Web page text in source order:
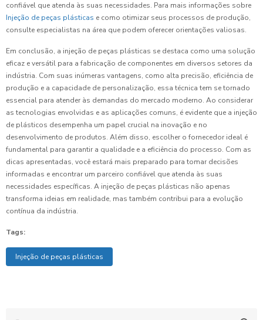
confiável que atenda às suas necessidades. Para mais informações sobre
Injeção de peças plásticas e como otimizar seus processos de produção,
consulte especialistas na área que podem oferecer orientações valiosas.
Em conclusão, a injeção de peças plásticas se destaca como uma solução
eficaz e versátil para a fabricação de componentes em diversos setores da
indústria. Com suas inúmeras vantagens, como alta precisão, eficiência de
produção e a capacidade de personalização, essa técnica tem se tornado
essencial para atender às demandas do mercado moderno. Ao considerar
as tecnologias envolvidas e as aplicações comuns, é evidente que a injeção
de plásticos desempenha um papel crucial na inovação e no
desenvolvimento de produtos. Além disso, escolher o fornecedor ideal é
fundamental para garantir a qualidade e a eficiência do processo. Com as
dicas apresentadas, você estará mais preparado para tomar decisões
informadas e encontrar um parceiro confiável que atenda às suas
necessidades específicas. A injeção de peças plásticas não apenas
transforma ideias em realidade, mas também contribui para a evolução
contínua da indústria.
Tags:
Injeção de peças plásticas